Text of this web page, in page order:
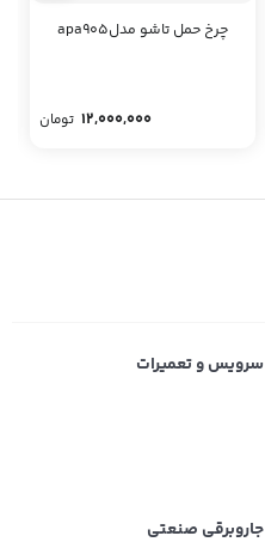
چرخ حمل تاشو مدلapa905
12,000,000 تومان
سرویس و تعمیرات
جاروبرقی صنعتی